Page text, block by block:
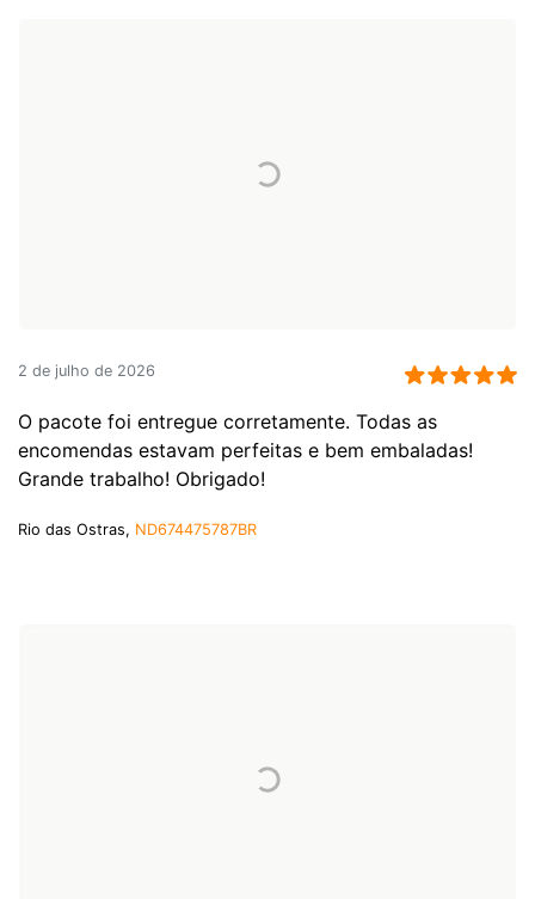
2 de julho de 2026
O pacote foi entregue corretamente. Todas as
encomendas estavam perfeitas e bem embaladas!
Grande trabalho! Obrigado!
Rio das Ostras, ND674475787BR